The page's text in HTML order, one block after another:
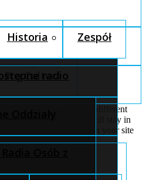
Historia Zespół
Pro Cultura
radio
is an example page. It’s different
a blog post because it will stay in
place and will show up in your site